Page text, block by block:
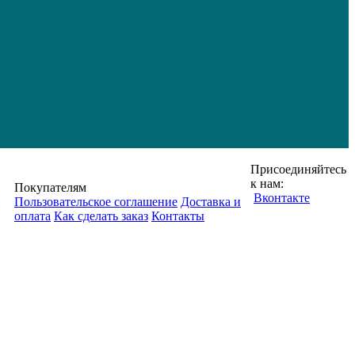
Покупателям
Пользовательское соглашение Доставка и
оплата Как сделать заказ Контакты
Присоединяйтесь
к нам:
Вконтакте